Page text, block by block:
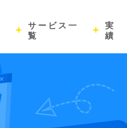
サービス一
覧
実
績